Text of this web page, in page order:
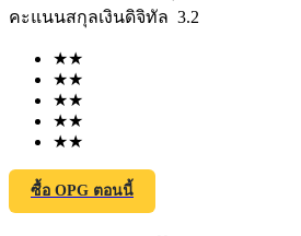
ฟิวเจอร์ส COIN-M
คะแนนสกุลเงินดิจิทัล 3.2
★★
★★
★★
★★
★★
ซื้อ OPG ตอนนี้